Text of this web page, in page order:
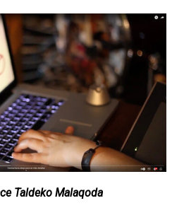
Taldeko Malaqoda